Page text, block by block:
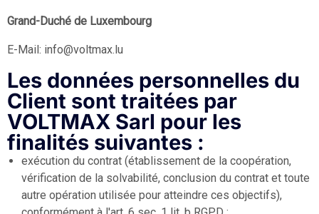
Grand-Duché de Luxembourg
E-Mail: info@voltmax.lu
Les données personnelles du
Client sont traitées par
VOLTMAX Sarl pour les
finalités suivantes :
exécution du contrat (établissement de la coopération,
vérification de la solvabilité, conclusion du contrat et toute
autre opération utilisée pour atteindre ces objectifs),